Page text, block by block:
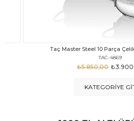
Taç Carabella Döküm Cam Kapak 7
TAC-3817
₺4.350,00
KATEGORIYE